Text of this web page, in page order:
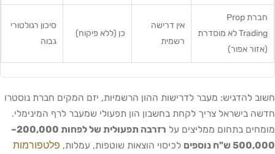
חברת Prop
Trading לא מוסדרת
(אזור אפור)
אין דרישה
רשמית
כן (ללא פיקוח)
סיכון רגולטורי
גבוה
חשוב להדגיש: מעבר לדרישות ההון הרשמיות, יזם המקים חברת נוסטרו
חדשה בישראל צריך לקחת בחשבון הון תפעולי שמעבר לרף המינימלי.
מומחים בתחום ממליצים על
רזרבה תפעולית של לפחות 200,000–
500,000 ש"ח נוספים
לכיסוי הוצאות שוטפות, עמלות, פלטפורמות